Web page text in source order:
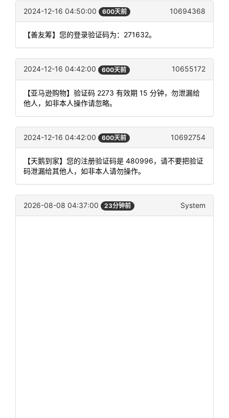
2024-12-16 04:50:00 600天前 10694368
【善友筹】您的登录验证码为：271632。
2024-12-16 04:42:00 600天前 10655172
【亚马逊购物】验证码 2273 有效期 15 分钟，勿泄漏给
他人，如非本人操作请忽略。
2024-12-16 04:42:00 600天前 10692754
【天鹅到家】您的注册验证码是 480996，请不要把验证
码泄漏给其他人，如非本人请勿操作。
2026-08-08 04:37:00 23分钟前 System